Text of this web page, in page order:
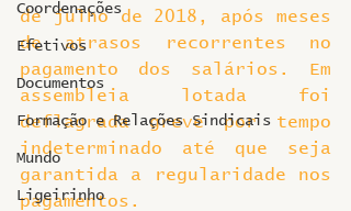
Coordenações
Efetivos
Documentos
Formação e Relações Sindicais
Mundo
Ligeirinho
de julho de 2018, após meses
de atrasos recorrentes no
pagamento dos salários. Em
assembleia lotada foi
deflagrada greve por tempo
indeterminado até que seja
garantida a regularidade nos
pagamentos.